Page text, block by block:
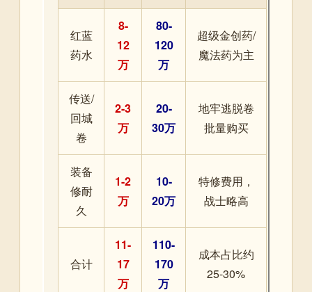
红蓝
药水
8-
12
万
80-
120
万
超级金创药/
魔法药为主
传送/
回城
卷
2-3
万
20-
30万
地牢逃脱卷
批量购买
装备
修耐
久
1-2
万
10-
20万
特修费用，
战士略高
合计
11-
17
万
110-
170
万
成本占比约
25-30%